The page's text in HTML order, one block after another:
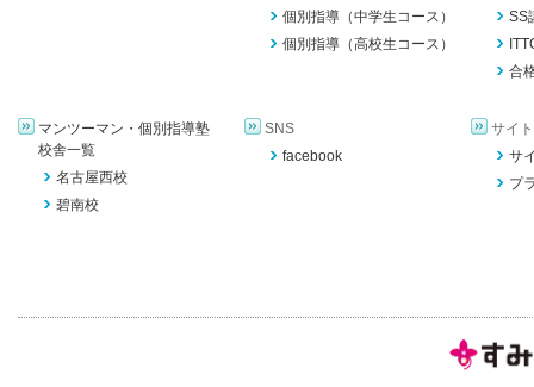
個別指導（中学生コース）
個別指導（高校生コース）
SS
合
マンツーマン・個別指導塾
校舎一覧
名古屋西校
碧南校
SNS
facebook
サイ
サ
プ